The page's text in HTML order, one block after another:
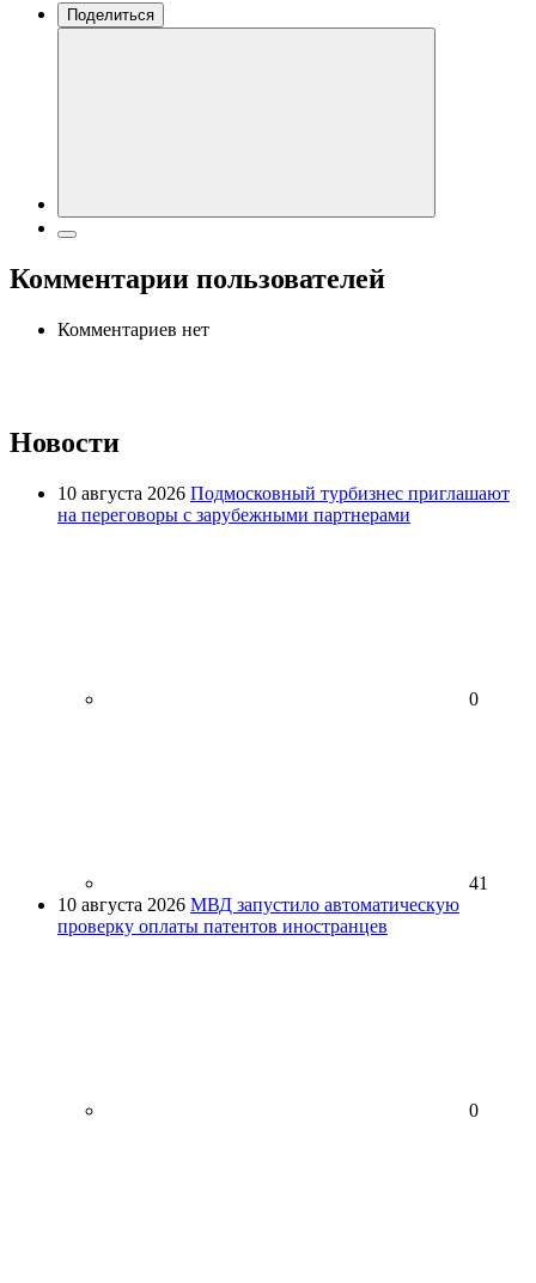
Поделиться
Комментарии пользователей
Комментариев нет
Новости
10 августа 2026 Подмосковный турбизнес приглашают
на переговоры с зарубежными партнерами
0
41
10 августа 2026 МВД запустило автоматическую
проверку оплаты патентов иностранцев
0